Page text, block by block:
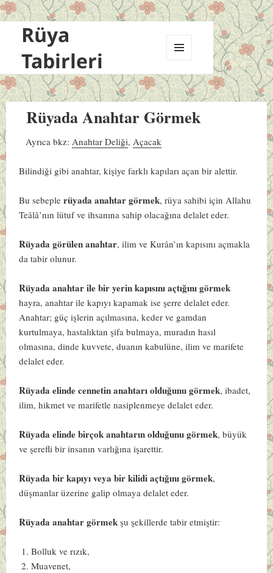
Rüya
Tabirleri
VE
BILEŞENLER
Rüyada Anahtar Görmek
Ayrıca bkz: Anahtar Deliği, Açacak
Bilindiği gibi anahtar, kişiye farklı kapıları açan bir alettir.
Bu sebeplerüyada anahtar görmek, rüya sahibi için Allahu
Teâlâ’nın lütuf ve ihsanına sahip olacağına delalet eder.
Rüyada görülen anahtar, ilim ve Kurân’ın kapısını açmakla
da tabir olunur.
Rüyada anahtar ile bir yerin kapısını açtığını görmek
hayra, anahtar ile kapıyı kapamak ise şerre delalet eder.
Anahtar; güç işlerin açılmasına, keder ve gamdan
kurtulmaya, hastalıktan şifa bulmaya, muradın hasıl
olmasına, dinde kuvvete, duanın kabulüne, ilim ve marifete
delalet eder.
Rüyada elinde cennetin anahtarı olduğunu görmek, ibadet,
ilim, hikmet ve marifetle nasiplenmeye delalet eder.
Rüyada elinde birçok anahtarın olduğunu görmek, büyük
ve şerefli bir insanın varlığına işarettir.
Rüyada bir kapıyı veya bir kilidi açtığını görmek,
düşmanlar üzerine galip olmaya delalet eder.
Rüyada anahtar görmekşu şekillerde tabir etmiştir:
Bolluk ve rızık,
Muavenet,